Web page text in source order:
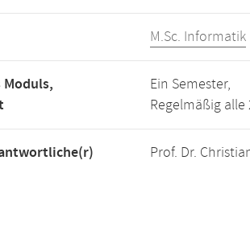
M.Sc. Informatik
Moduls,
Ein Semester,
Regelmäßig alle
Prof. Dr.